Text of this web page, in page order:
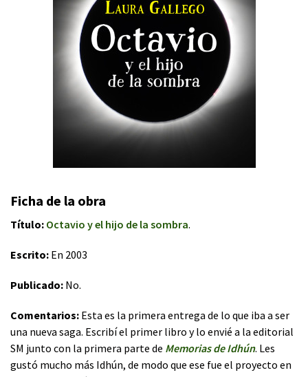
Ficha de la obra
Título: Octavio y el hijo de la sombra.
Escrito: En 2003
Publicado: No.
Comentarios: Esta es la primera entrega de lo que iba a ser
una nueva saga. Escribí el primer libro y lo envié a la editorial
SM junto con la primera parte de Memorias de Idhún. Les
gustó mucho más Idhún, de modo que ese fue el proyecto en